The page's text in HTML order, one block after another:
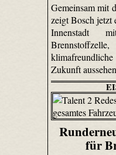
Gemeinsam mit
zeigt Bosch jetzt
Innenstadt
Zukunft
für